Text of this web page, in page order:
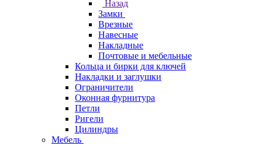
Назад
Замки
Врезные
Навесные
Накладные
Почтовые и мебельные
Кольца и бирки для ключей
Накладки и заглушки
Ограничители
Оконная фурнитура
Петли
Ригели
Цилиндры
Мебель